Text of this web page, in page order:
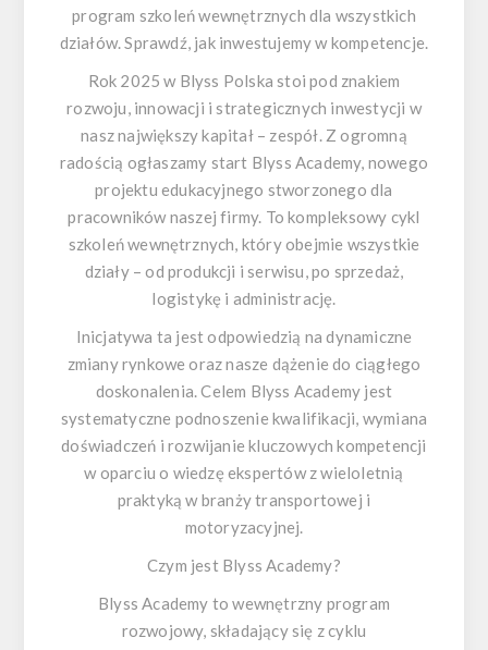
program szkoleń wewnętrznych dla wszystkich
działów. Sprawdź, jak inwestujemy w kompetencje.
Rok 2025 w Blyss Polska stoi pod znakiem
rozwoju, innowacji i strategicznych inwestycji w
nasz największy kapitał – zespół. Z ogromną
radością ogłaszamy start Blyss Academy, nowego
projektu edukacyjnego stworzonego dla
pracowników naszej firmy. To kompleksowy cykl
szkoleń wewnętrznych, który obejmie wszystkie
działy – od produkcji i serwisu, po sprzedaż,
logistykę i administrację.
Inicjatywa ta jest odpowiedzią na dynamiczne
zmiany rynkowe oraz nasze dążenie do ciągłego
doskonalenia. Celem Blyss Academy jest
systematyczne podnoszenie kwalifikacji, wymiana
doświadczeń i rozwijanie kluczowych kompetencji
w oparciu o wiedzę ekspertów z wieloletnią
praktyką w branży transportowej i
motoryzacyjnej.
Czym jest Blyss Academy?
Blyss Academy to wewnętrzny program
rozwojowy, składający się z cyklu